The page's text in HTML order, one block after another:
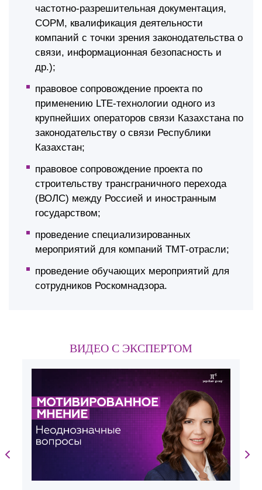
частотно-разрешительная документация,
СОРМ, квалификация деятельности
компаний с точки зрения законодательства о
связи, информационная безопасность и
др.);
правовое сопровождение проекта по
применению LTE-технологии одного из
крупнейших операторов связи Казахстана по
законодательству о связи Республики
Казахстан;
правовое сопровождение проекта по
строительству трансграничного перехода
(ВОЛС) между Россией и иностранным
государством;
проведение специализированных
мероприятий для компаний ТМТ-отрасли;
проведение обучающих мероприятий для
сотрудников Роскомнадзора.
ВИДЕО С ЭКСПЕРТОМ